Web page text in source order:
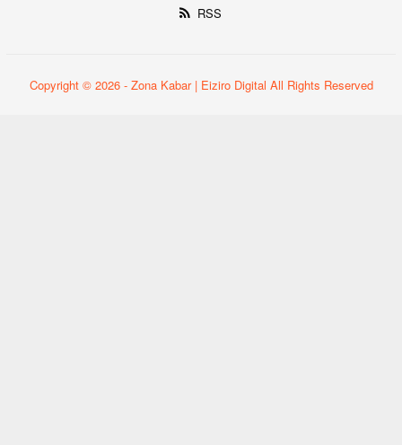
RSS
Copyright © 2026 - Zona Kabar | Eiziro Digital All Rights Reserved